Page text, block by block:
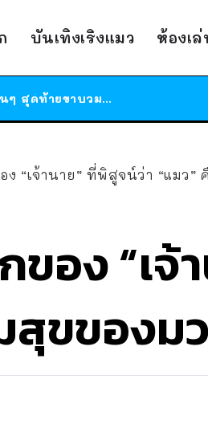
บันเทิงเริงแมว ห้องเล่
ร้านอาหารในนิวยอร์กประกาศปิดตัวลง หลังอยู่มานานกว่า 45 ปี ติดป้ายขอบคุณลูกค้าทุกคน แถมสูตรทำไวท์ซอสให้แบบจัดเต็ม
ได้เวลาเด็กหนวดรวมตัว RF Online Next เปิดให้เล่นแล้ว เกม Sci-Fi MMORPG ระดับตำนาน เล่นได้ทั้งมือถือและ PC
ง “เจ้านาย” ที่พิสูจน์ว่า “แมว
ของ “เจ้
สุขของ